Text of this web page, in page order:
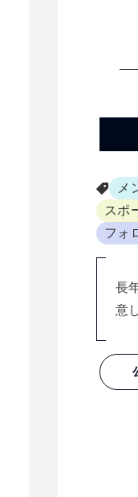
メ
スポ
フォ
長
意